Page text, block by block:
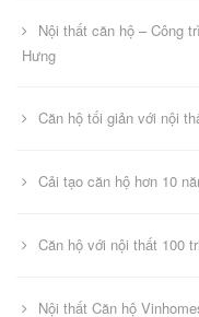
Nội thất căn hộ – Công
Hưng
Căn hộ tối giản với nội
Cải tạo căn hộ hơn 10
Căn hộ với nội thất 100
Nội thất Căn hộ